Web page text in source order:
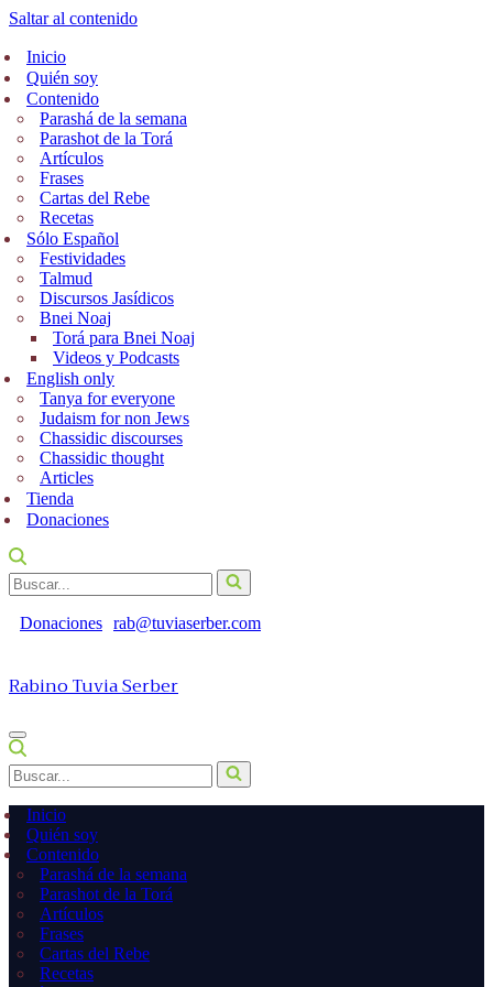
Saltar al contenido
Inicio
Quién soy
Contenido
Parashá de la semana
Parashot de la Torá
Artículos
Frases
Cartas del Rebe
Recetas
Sólo Español
Festividades
Talmud
Discursos Jasídicos
Bnei Noaj
Torá para Bnei Noaj
Videos y Podcasts
English only
Tanya for everyone
Judaism for non Jews
Chassidic discourses
Chassidic thought
Articles
Tienda
Donaciones
Buscar...
Donaciones rab@tuviaserber.com
Rabino Tuvia Serber
Menú
de
navegación
Buscar...
Inicio
Quién soy
Contenido
Parashá de la semana
Parashot de la Torá
Artículos
Frases
Cartas del Rebe
Recetas